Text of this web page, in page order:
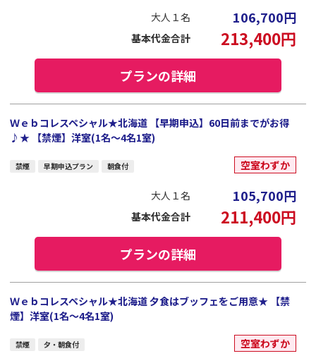
大人１名 106,700円
基本代金合計 213,400円
プランの詳細
Ｗｅｂコレスペシャル★北海道 【早期申込】60日前までがお得
♪★ 【禁煙】洋室(1名～4名1室)
禁煙 早期申込プラン 朝食付 空室わずか
大人１名 105,700円
基本代金合計 211,400円
プランの詳細
Ｗｅｂコレスペシャル★北海道 夕食はブッフェをご用意★ 【禁
煙】洋室(1名～4名1室)
禁煙 夕・朝食付 空室わずか